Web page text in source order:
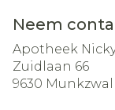
Neem
Apotheek
Zuidlaan 66
9630